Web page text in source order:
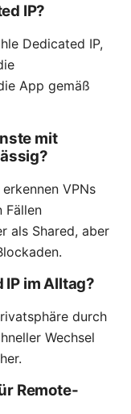
IP?
Dedicated IP,
App gemäß
mit
VPNs
Fällen
als Shared, aber
im Alltag?
durch
Wechsel
Remote-